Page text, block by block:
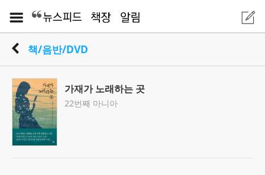
책/음반/DVD
가재가 노래하는 곳
22번째 마니아